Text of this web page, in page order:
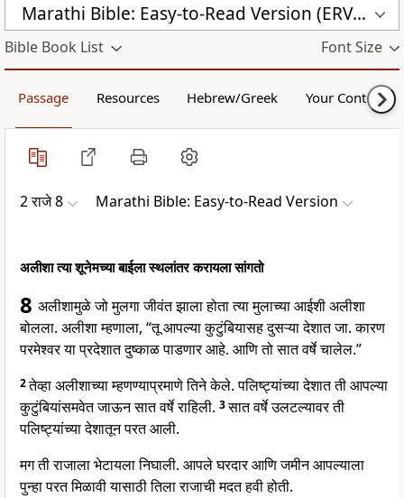
Marathi Bible: Easy-to-Read Version (ERV-MR)
Bible Book List Font Size
Passage Resources Hebrew/Greek Your Content
2 राजे 8 Marathi Bible: Easy-to-Read Version
अलीशा त्या शूनेमच्या बाईला स्थलांतर करायला सांगतो
8 अलीशामुळे जो मुलगा जीवंत झाला होता त्या मुलाच्या आईशी अलीशा
बोलला. अलीशा म्हणाला, “तू आपल्या कुटुंबियासह दुसऱ्या देशात जा. कारण
परमेश्वर या प्रदेशात दुष्काळ पाडणार आहे. आणि तो सात वर्षे चालेल.”
2तेव्हा अलीशाच्या म्हणण्याप्रमाणे तिने केले. पलिष्ट्यांच्या देशात ती आपल्या
कुटुंबियांसमवेत जाऊन सात वर्षे राहिली. 3सात वर्षे उलटल्यावर ती
पलिष्ट्यांच्या देशातून परत आली.
मग ती राजाला भेटायला निघाली. आपले घरदार आणि जमीन आपल्याला
पुन्हा परत मिळावी यासाठी तिला राजाची मदत हवी होती.